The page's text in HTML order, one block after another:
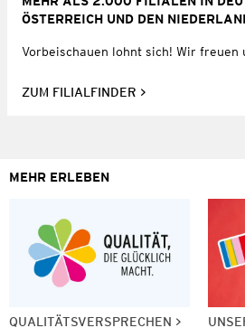
ÖSTERREICH UND DEN
Vorbeischauen lohnt sich! Wir freuen
ZUM FILIALFINDER
MEHR ERLEBEN
QUALITÄTSVERSPRECHEN